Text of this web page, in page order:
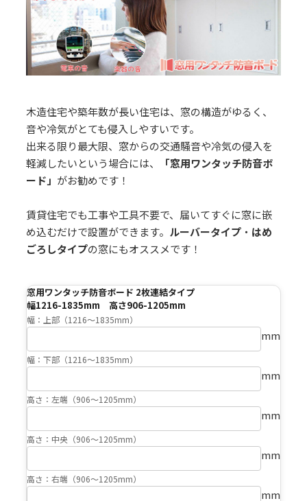
木造住宅や築年数が長い住宅は、窓の構造がゆるく、
音や冷気がとても侵入しやすいです。
出来る限り最大限、窓からの交通騒音や冷気の侵入を
軽減したいという場合には、
「窓用ワンタッチ防音ボ
ード」 がお勧めです！
賃貸住宅でも工事や工具不要で、届いてすぐに窓に嵌
め込むだけで設置ができます。 ルーバータイプ ・ はめ
ごろしタイプの窓にもオススメです！
窓用ワンタッチ防音ボード 2枚連結タイプ
幅1216-1835mm 高さ906-1205mm
幅：上部（1216〜1835mm）
mm
幅：下部（1216〜1835mm）
mm
高さ：左端（906〜1205mm）
mm
高さ：中央（906〜1205mm）
mm
高さ：右端（906〜1205mm）
mm